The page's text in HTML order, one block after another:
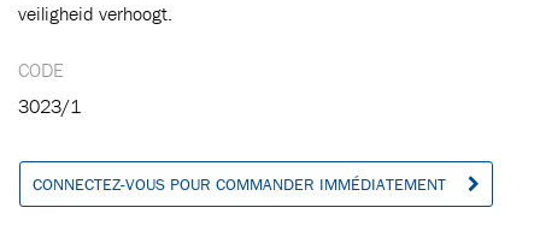
veiligheid verhoogt.
CODE
3023/1
CONNECTEZ-VOUS POUR COMMANDER IMMÉDIATEMENT
Ajouté au panier
CONTINUER VOS ACHATS